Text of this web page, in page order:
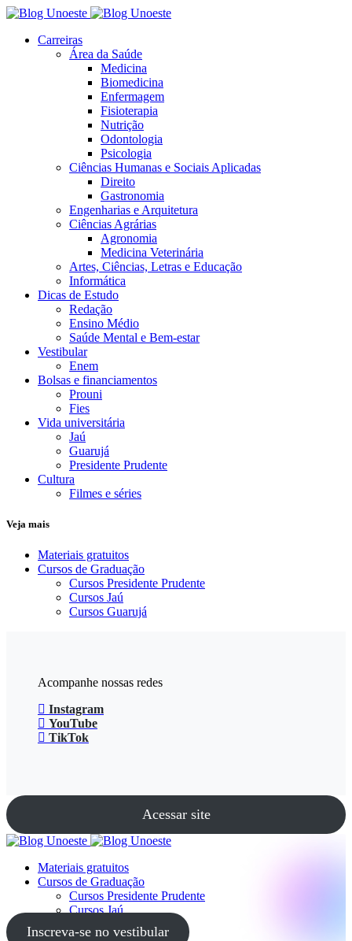
Carreiras
Área da Saúde
Medicina
Biomedicina
Enfermagem
Fisioterapia
Nutrição
Odontologia
Psicologia
Ciências Humanas e Sociais Aplicadas
Direito
Gastronomia
Engenharias e Arquitetura
Ciências Agrárias
Agronomia
Medicina Veterinária
Artes, Ciências, Letras e Educação
Informática
Dicas de Estudo
Redação
Ensino Médio
Saúde Mental e Bem-estar
Vestibular
Enem
Bolsas e financiamentos
Prouni
Fies
Vida universitária
Jaú
Guarujá
Presidente Prudente
Cultura
Filmes e séries
Veja mais
Materiais gratuitos
Cursos de Graduação
Cursos Presidente Prudente
Cursos Jaú
Cursos Guarujá
Acompanhe nossas redes
Instagram
YouTube
TikTok
Acessar site
Materiais gratuitos
Cursos de Graduação
Cursos Presidente Prudente
Cursos Jaú
Cursos Guarujá
Inscreva-se no vestibular